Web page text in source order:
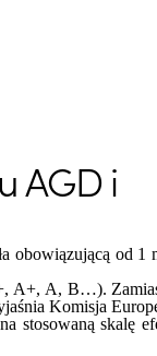
AGD i
obowiązującą od 1
A+, A, B…).
Komisja
stosowaną skalę